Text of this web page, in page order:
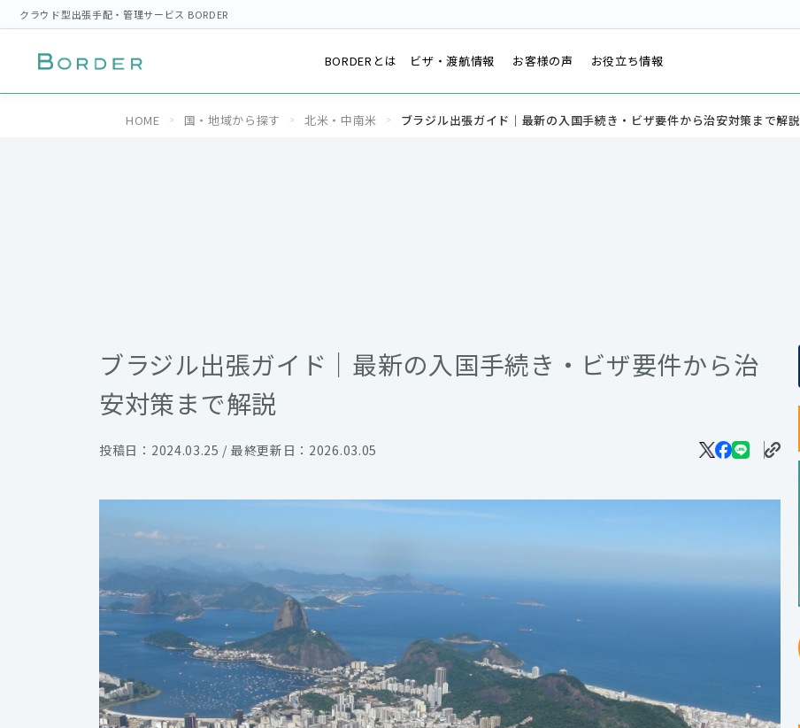
クラウド型出張手配・管理サービス BORDER
BORDERとは ビザ・渡航情報 お客様の声 お役立ち情報
HOME 国・地域から探す 北米・中南米 ブラジル出張ガイド｜最新の入国手続き・ビザ要件から治安対策まで解説
ブラジル出張ガイド｜最新の入国手続き・ビザ要件から治
安対策まで解説
投稿日：2024.03.25 / 最終更新日：2026.03.05